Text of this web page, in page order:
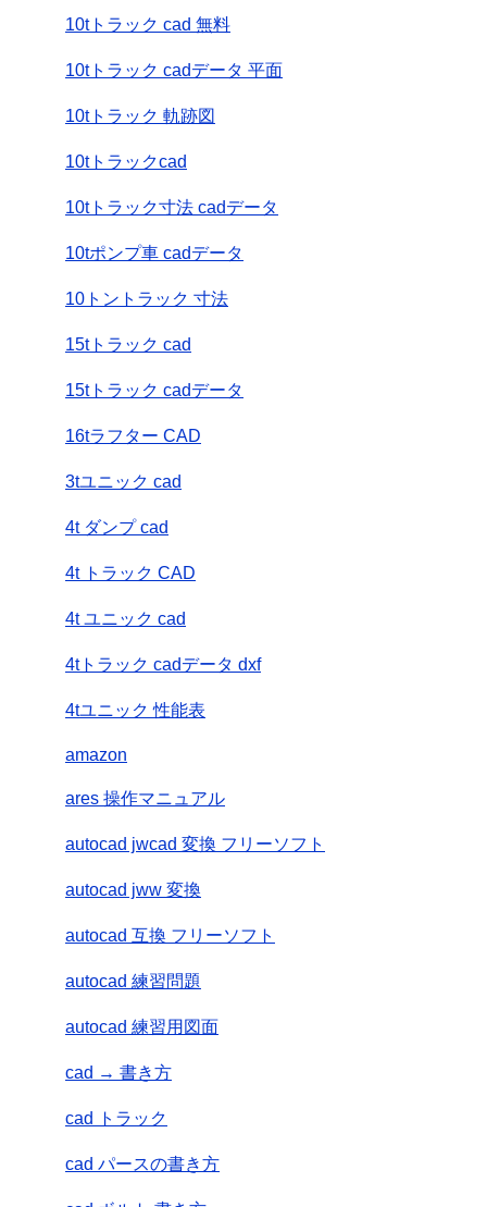
10tトラック cad 無料
10tトラック cadデータ 平面
10tトラック 軌跡図
10tトラックcad
10tトラック寸法 cadデータ
10tポンプ車 cadデータ
10トントラック 寸法
15tトラック cad
15tトラック cadデータ
16tラフター CAD
3tユニック cad
4t ダンプ cad
4t トラック CAD
4t ユニック cad
4tトラック cadデータ dxf
4tユニック 性能表
amazon
ares 操作マニュアル
autocad jwcad 変換 フリーソフト
autocad jww 変換
autocad 互換 フリーソフト
autocad 練習問題
autocad 練習用図面
cad → 書き方
cad トラック
cad パースの書き方